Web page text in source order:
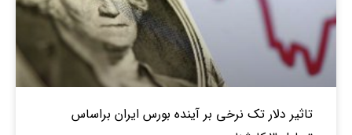
تاثیر دلار تک نرخی بر آینده بورس ایران براساس